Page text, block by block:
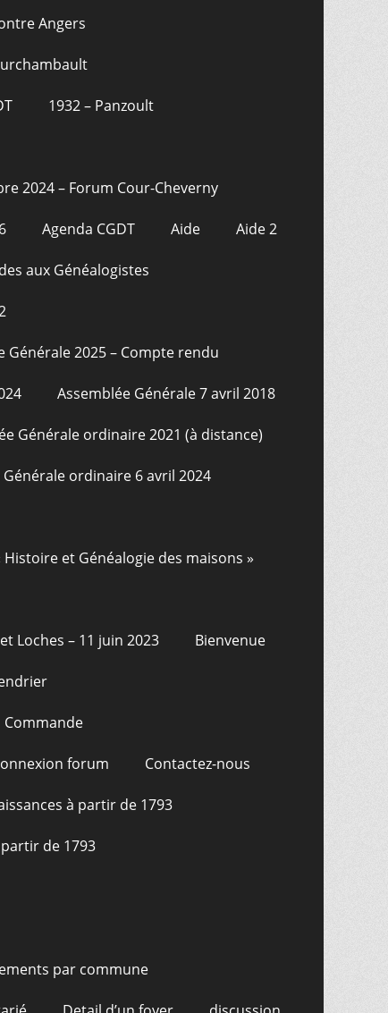
Angers
1932 – Panzoult
2024 – Forum Cour-Cheverny
Agenda CGDT Aide Aide 2
aux Généalogistes
Générale 2025 – Compte rendu
Assemblée Générale 7 avril 2018
Générale ordinaire 2021 (à distance)
Générale ordinaire 6 avril 2024
Histoire et Généalogie des maisons »
Loches – 11 juin 2023 Bienvenue
Commande
forum Contactez-nous
à partir de 1793
de 1793
par commune